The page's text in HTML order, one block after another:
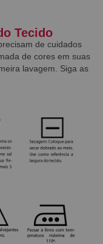
Tecido
de cuidados
de cores em suas
lavagem. Siga as